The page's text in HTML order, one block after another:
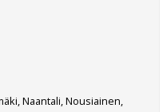
Naantali, Nousiainen,